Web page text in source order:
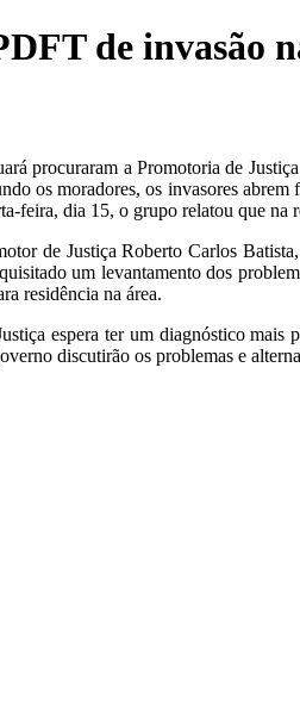
de invasão
procuraram a Promotoria de
os moradores, os invasores
feira, dia 15, o grupo relatou que na
de Justiça Roberto Carlos
um levantamento dos
residência na área.
espera ter um diagnóstico
discutirão os problemas e